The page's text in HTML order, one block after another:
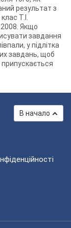
результат з
Т.І.
Якщо
завдання
у підлітка
завдань, щоб
припускається
В начало